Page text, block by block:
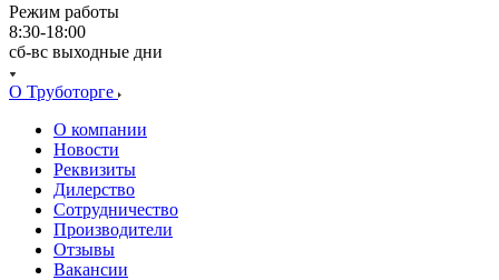
Режим работы
8:30-18:00
сб-вс выходные дни
О Труботорге
О компании
Новости
Реквизиты
Дилерство
Сотрудничество
Производители
Отзывы
Вакансии